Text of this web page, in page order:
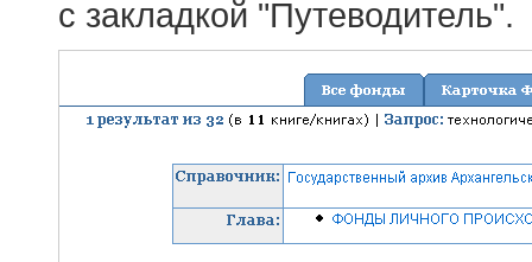
с закладкой "Путеводитель".